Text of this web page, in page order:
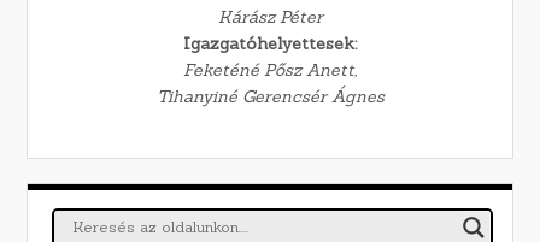
Kárász Péter
Igazgatóhelyettesek:
Feketéné Pősz Anett,
Tihanyiné Gerencsér Ágnes